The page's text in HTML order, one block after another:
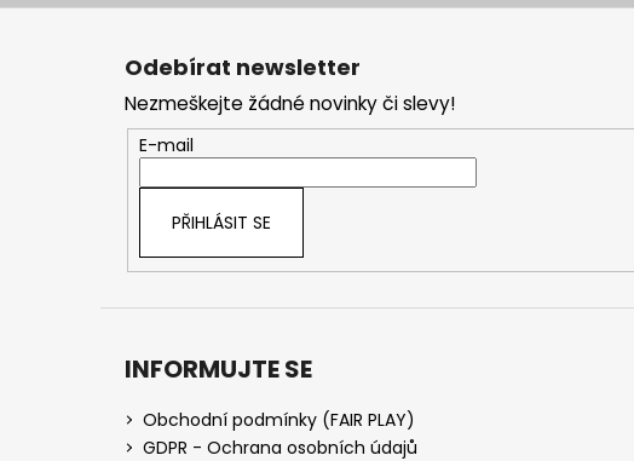
Z
Odebírat newsletter
Nezmeškejte žádné novinky či slevy!
E-mail
PŘIHLÁSIT SE
INFORMUJTE SE
Obchodní podmínky (FAIR PLAY)
GDPR - Ochrana osobních údajů